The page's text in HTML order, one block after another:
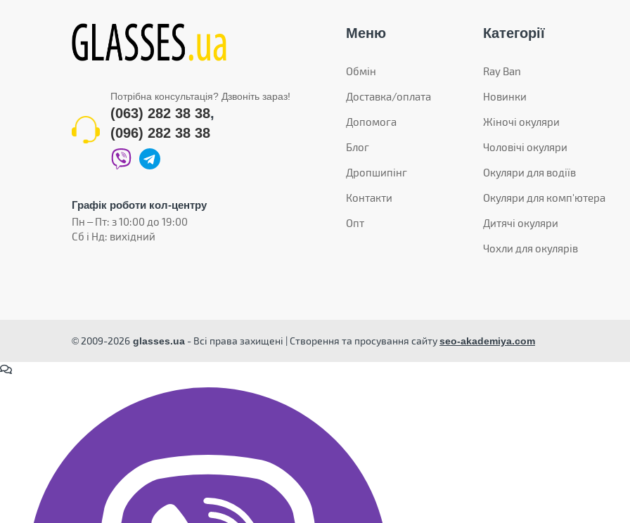
Потрібна консультація? Дзвоніть зараз!
(063) 282 38 38,
(096) 282 38 38
Графік роботи кол-центру
Пн – Пт: з 10:00 до 19:00
Сб і Нд: вихідний
Меню
Обмін
Доставка/оплата
Допомога
Блог
Дропшипінг
Контакти
Опт
Категорії
Ray Ban
Новинки
Жіночі окуляри
Чоловічі окуляри
Окуляри для водіїв
Окуляри для комп'ютера
Дитячі окуляри
Чохли для окулярів
© 2009-2026 glasses.ua - Всі права захищені | Створення та просування сайтуseo-akademiya.com